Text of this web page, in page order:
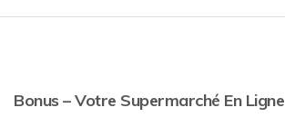
Bonus – Votre Supermarché En Ligne